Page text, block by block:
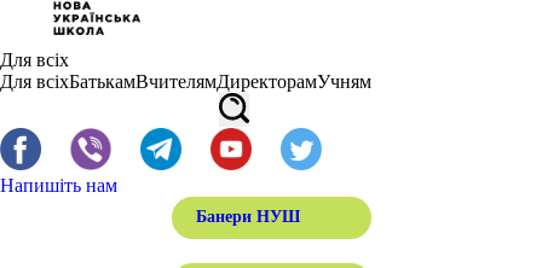
Для всіх
Для всіхБатькамВчителямДиректорамУчням
Напишіть нам
Банери НУШ